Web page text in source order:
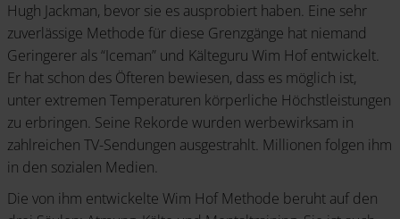
Hugh Jackman, bevor sie es ausprobiert haben. Eine sehr
zuverlässige Methode für diese Grenzgänge hat niemand
Geringerer als “Iceman” und Kälteguru Wim Hof entwickelt.
Er hat schon des Öfteren bewiesen, dass es möglich ist,
unter extremen Temperaturen körperliche Höchstleistungen
zu erbringen. Seine Rekorde wurden werbewirksam in
zahlreichen TV-Sendungen ausgestrahlt. Millionen folgen ihm
in den sozialen Medien.
Die von ihm entwickelte Wim Hof Methode beruht auf den